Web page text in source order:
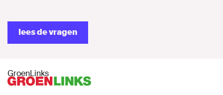
lees de vragen
GroenLinks